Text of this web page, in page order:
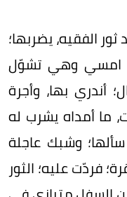
ثور الفقيه، يضربها؛
امسي وهي تشوّل
أندري بها، وأجرة
ما أمداه يشرب له
وشبك عاجلة
فردّت عليه؛ الثور